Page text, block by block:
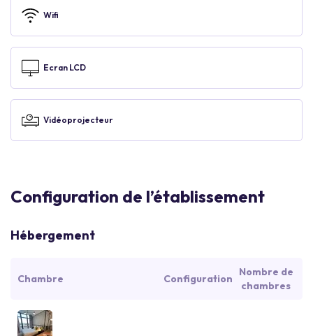
Wifi
Ecran LCD
Vidéoprojecteur
Configuration de l’établissement
Hébergement
Chambre Configuration
Nombre de
chambres